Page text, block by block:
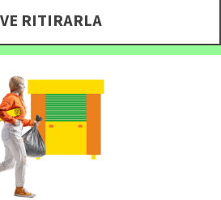
RITIRARLA